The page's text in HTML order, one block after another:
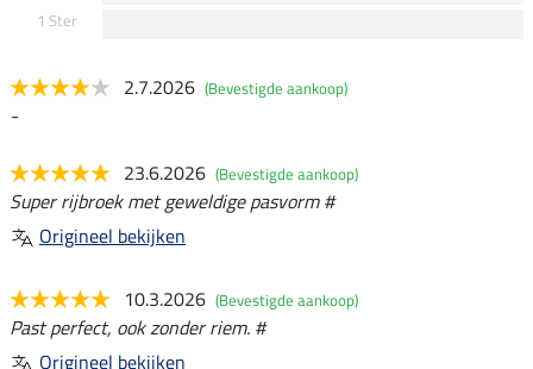
1 Ster
2.7.2026 (Bevestigde aankoop)
-
23.6.2026 (Bevestigde aankoop)
Super rijbroek met geweldige pasvorm #
Origineel bekijken
10.3.2026 (Bevestigde aankoop)
Past perfect, ook zonder riem. #
Origineel bekijken